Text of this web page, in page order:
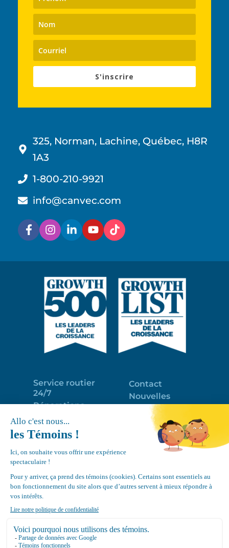
S'inscrire
325, Norman, Lachine, Québec, H8R
1A3
1-800-210-9921
info@canvec.com
Service routier
24/7
Réparations
Programme
d’entretien
Déneigement
de toits
Équipements
Contact
Nouvelles
Portail clients
Emploi
Politique de
Google
4.7